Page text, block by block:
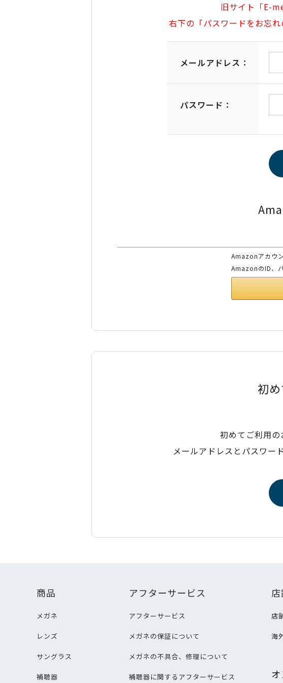
旧サイト「E-
右下の「パスワードをお忘
メールアドレス：
パスワード：
Amazonアカウ
AmazonのID、
初
初めてご利用の
メールアドレスとパスワー
商品
メガネ
レンズ
サングラス
補聴器
アフターサービス
アフターサービス
メガネの保証について
メガネの不具合、修理について
補聴器に関するアフターサービス
店
海